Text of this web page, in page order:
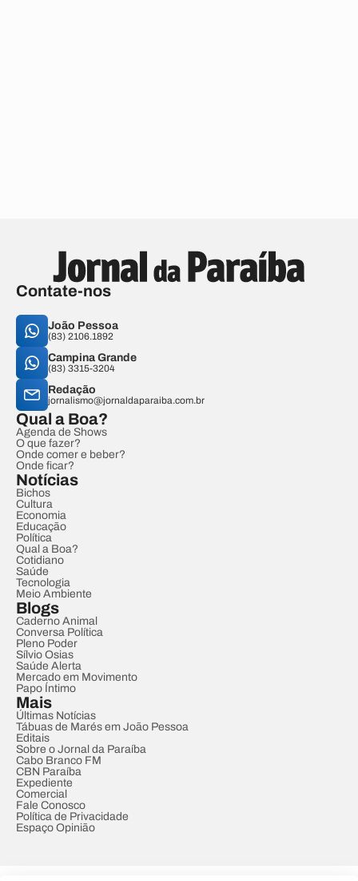
Contate-nos
João Pessoa
(83) 2106.1892
Campina Grande
(83) 3315-3204
Redação
jornalismo@jornaldaparaiba.com.br
Qual a Boa?
Agenda de Shows
O que fazer?
Onde comer e beber?
Onde ficar?
Notícias
Bichos
Cultura
Economia
Educação
Política
Qual a Boa?
Cotidiano
Saúde
Tecnologia
Meio Ambiente
Blogs
Caderno Animal
Conversa Política
Pleno Poder
Sílvio Osias
Saúde Alerta
Mercado em Movimento
Papo Íntimo
Mais
Últimas Notícias
Tábuas de Marés em João Pessoa
Editais
Sobre o Jornal da Paraíba
Cabo Branco FM
CBN Paraíba
Expediente
Comercial
Fale Conosco
Política de Privacidade
Espaço Opinião